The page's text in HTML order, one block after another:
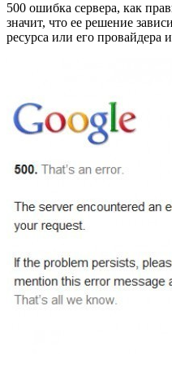
500 ошибка сервера, как
значит, что ее решение
ресурса или его провайдера